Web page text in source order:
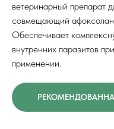
ветеринарный препарат
совмещающий
Обеспечивает
внутренних паразитов
применении.